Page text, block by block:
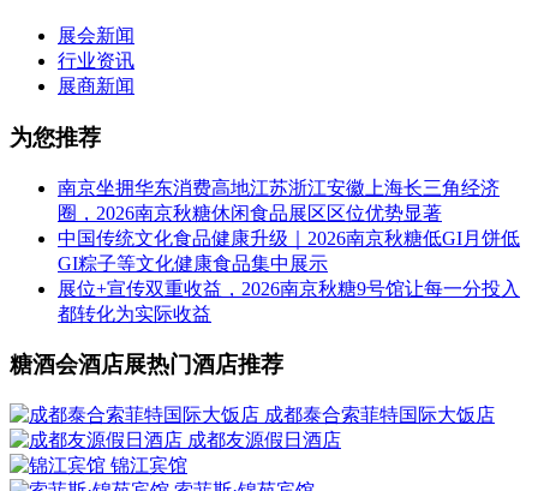
展会新闻
行业资讯
展商新闻
为您推荐
南京坐拥华东消费高地江苏浙江安徽上海长三角经济
圈，2026南京秋糖休闲食品展区区位优势显著
中国传统文化食品健康升级｜2026南京秋糖低GI月饼低
GI粽子等文化健康食品集中展示
展位+宣传双重收益，2026南京秋糖9号馆让每一分投入
都转化为实际收益
糖酒会酒店展热门酒店推荐
成都泰合索菲特国际大饭店
成都友源假日酒店
锦江宾馆